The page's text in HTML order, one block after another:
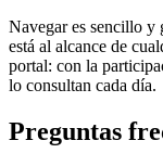
Navegar es sencillo y
está al alcance de
portal: con la
lo consultan cada día.
Preguntas